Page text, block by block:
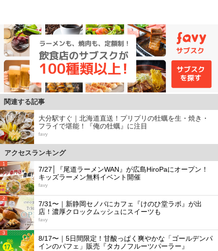
関連する記事
大分駅すぐ｜北海道直送！プリプリの牡蠣を生・焼き・
フライで堪能！『俺の牡蠣』に注目
favy
アクセスランキング
1
7/27│『尾道ラーメンWAN』が広島HiroPaにオープン！
キッズラーメン無料イベント開催
favy
2
7/31〜｜新静岡セノバにカフェ『けのひ堂ラボ』が出
店！濃厚クロックムッシュにスイーツも
favy
3
8/17〜｜5日間限定！甘酸っぱく爽やかな「ゴールデンパ
インのパフェ」販売『タカノフルーツパーラー』